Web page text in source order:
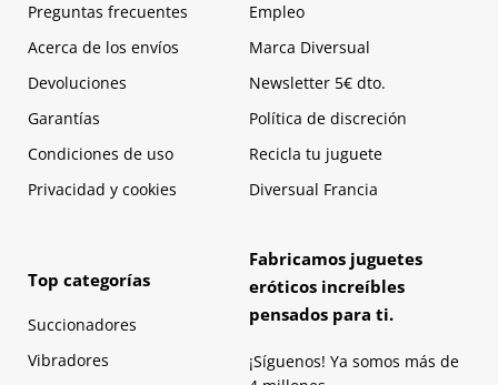
Preguntas frecuentes
Acerca de los envíos
Devoluciones
Garantías
Condiciones de uso
Privacidad y cookies
Empleo
Marca Diversual
Newsletter 5€ dto.
Política de discreción
Recicla tu juguete
Diversual Francia
Top categorías
Succionadores
Vibradores
Fabricamos juguetes
eróticos increíbles
pensados para ti.
¡Síguenos! Ya somos más de